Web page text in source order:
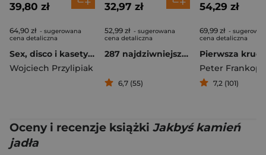
39,80 zł
64,90 zł - sugerowana
cena detaliczna
Sex, disco i kasety video. Polska lat 90.
Wojciech Przylipiak
32,97 zł
52,99 zł - sugerowana
cena detaliczna
287 najdziwniejszych faktów o seryjnych mordercach
6,7 (55)
54,29 zł
69,99 zł -
cena detaliczna
Peter
7,2 (101)
Oceny i recenzje książki Jakbyś kamień
jadła